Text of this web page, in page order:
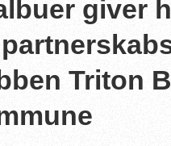
giver
Triton